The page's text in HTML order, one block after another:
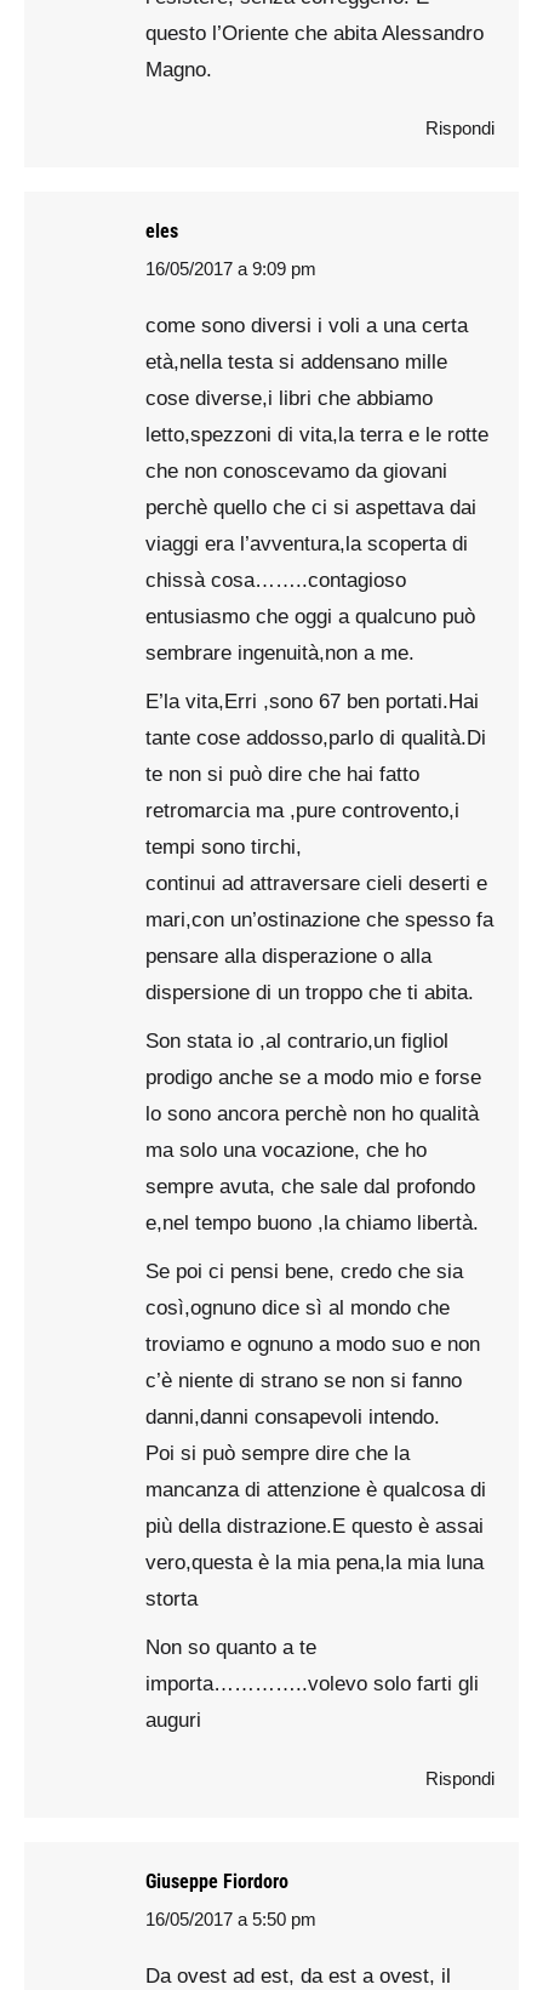
questo l’Oriente che abita Alessandro
Magno.
Rispondi
eles
says:
16/05/2017 a 9:09 pm
come sono diversi i voli a una certa
età,nella testa si addensano mille
cose diverse,i libri che abbiamo
letto,spezzoni di vita,la terra e le rotte
che non conoscevamo da giovani
perchè quello che ci si aspettava dai
viaggi era l’avventura,la scoperta di
chissà cosa……..contagioso
entusiasmo che oggi a qualcuno può
sembrare ingenuità,non a me.
E’la vita,Erri ,sono 67 ben portati.Hai
tante cose addosso,parlo di qualità.Di
te non si può dire che hai fatto
retromarcia ma ,pure controvento,i
tempi sono tirchi,
continui ad attraversare cieli deserti e
mari,con un’ostinazione che spesso fa
pensare alla disperazione o alla
dispersione di un troppo che ti abita.
Son stata io ,al contrario,un figliol
prodigo anche se a modo mio e forse
lo sono ancora perchè non ho qualità
ma solo una vocazione, che ho
sempre avuta, che sale dal profondo
e,nel tempo buono ,la chiamo libertà.
Se poi ci pensi bene, credo che sia
così,ognuno dice sì al mondo che
troviamo e ognuno a modo suo e non
c’è niente di strano se non si fanno
danni,danni consapevoli intendo.
Poi si può sempre dire che la
mancanza di attenzione è qualcosa di
più della distrazione.E questo è assai
vero,questa è la mia pena,la mia luna
storta
Non so quanto a te
importa…………..volevo solo farti gli
auguri
Rispondi
Giuseppe Fiordoro
says:
16/05/2017 a 5:50 pm
Da ovest ad est, da est a ovest, il